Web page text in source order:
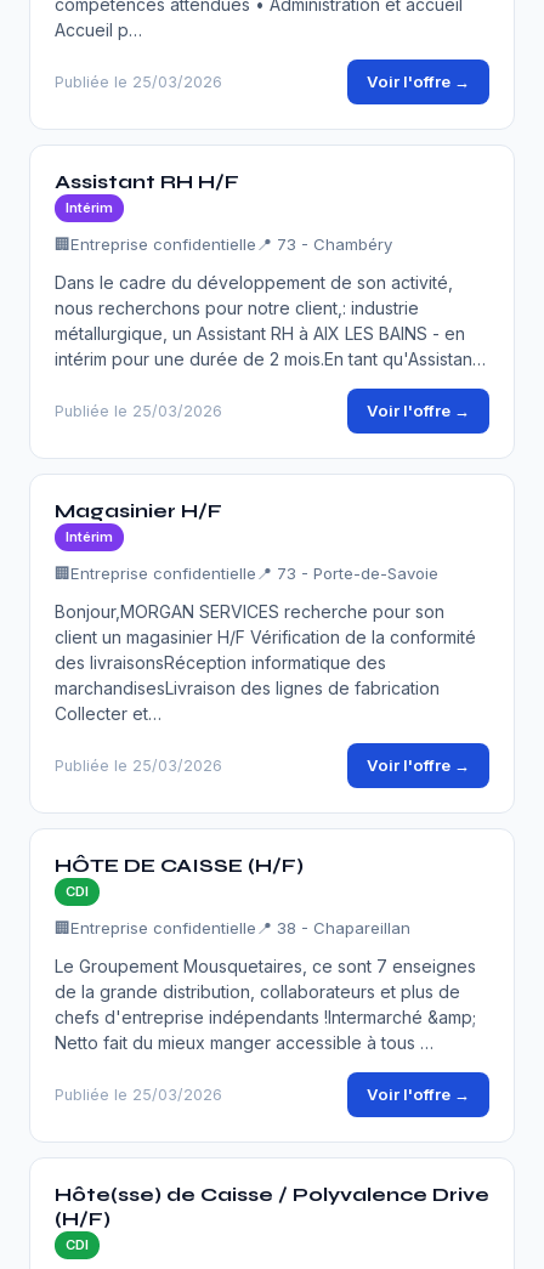
compétences attendues • Administration et accueil
Accueil p…
Publiée le 25/03/2026 Voir l'offre →
Assistant RH H/F
Intérim
🏢Entreprise confidentielle 📍 73 - Chambéry
Dans le cadre du développement de son activité,
nous recherchons pour notre client,: industrie
métallurgique, un Assistant RH à AIX LES BAINS - en
intérim pour une durée de 2 mois.En tant qu'Assistan…
Publiée le 25/03/2026 Voir l'offre →
Magasinier H/F
Intérim
🏢Entreprise confidentielle 📍 73 - Porte-de-Savoie
Bonjour,MORGAN SERVICES recherche pour son
client un magasinier H/F Vérification de la conformité
des livraisonsRéception informatique des
marchandisesLivraison des lignes de fabrication
Collecter et…
Publiée le 25/03/2026 Voir l'offre →
HÔTE DE CAISSE (H/F)
CDI
🏢Entreprise confidentielle 📍 38 - Chapareillan
Le Groupement Mousquetaires, ce sont 7 enseignes
de la grande distribution, collaborateurs et plus de
chefs d'entreprise indépendants !Intermarché &amp;
Netto fait du mieux manger accessible à tous …
Publiée le 25/03/2026 Voir l'offre →
Hôte(sse) de Caisse / Polyvalence Drive
(H/F)
CDI